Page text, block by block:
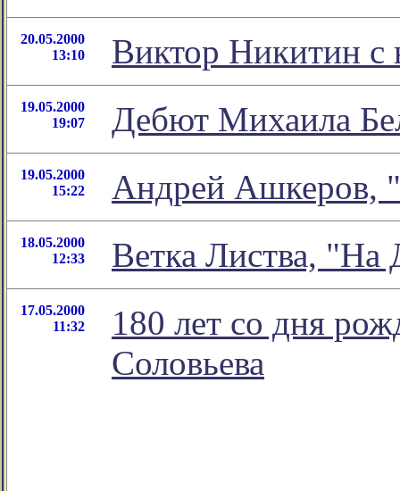
20.05.2000
13:10
Виктор Никитин с
19.05.2000
19:07
Дебют Михаила
19.05.2000
15:22
Андрей Ашкеров,
18.05.2000
12:33
Ветка Листва, "На
17.05.2000
11:32
180 лет со дня
Соловьева